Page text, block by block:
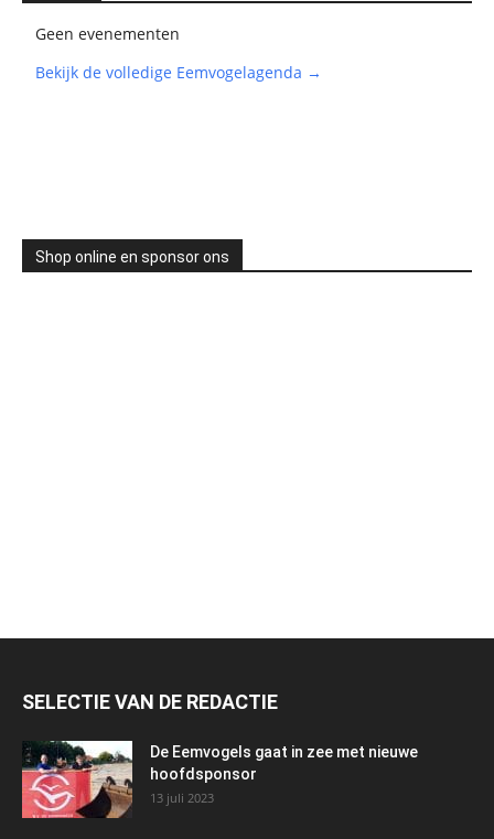
Geen evenementen
Bekijk de volledige Eemvogelagenda →
Shop online en sponsor ons
SELECTIE VAN DE REDACTIE
De Eemvogels gaat in zee met nieuwe
hoofdsponsor
13 juli 2023